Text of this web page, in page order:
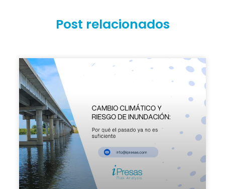
Post relacionados